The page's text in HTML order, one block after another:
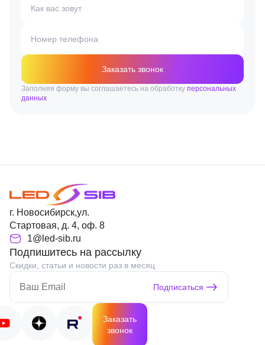
Как вас зовут
Номер телефона
Заказать звонок
Заполняя форму вы соглашаетесь на обработку персональных
данных
г. Новосибирск,ул.
Стартовая, д. 4, оф. 8
1@led-sib.ru
Подпишитесь на рассылку
Скидки, статьи и новости раз в месяц
Подписаться
Заказать
звонок